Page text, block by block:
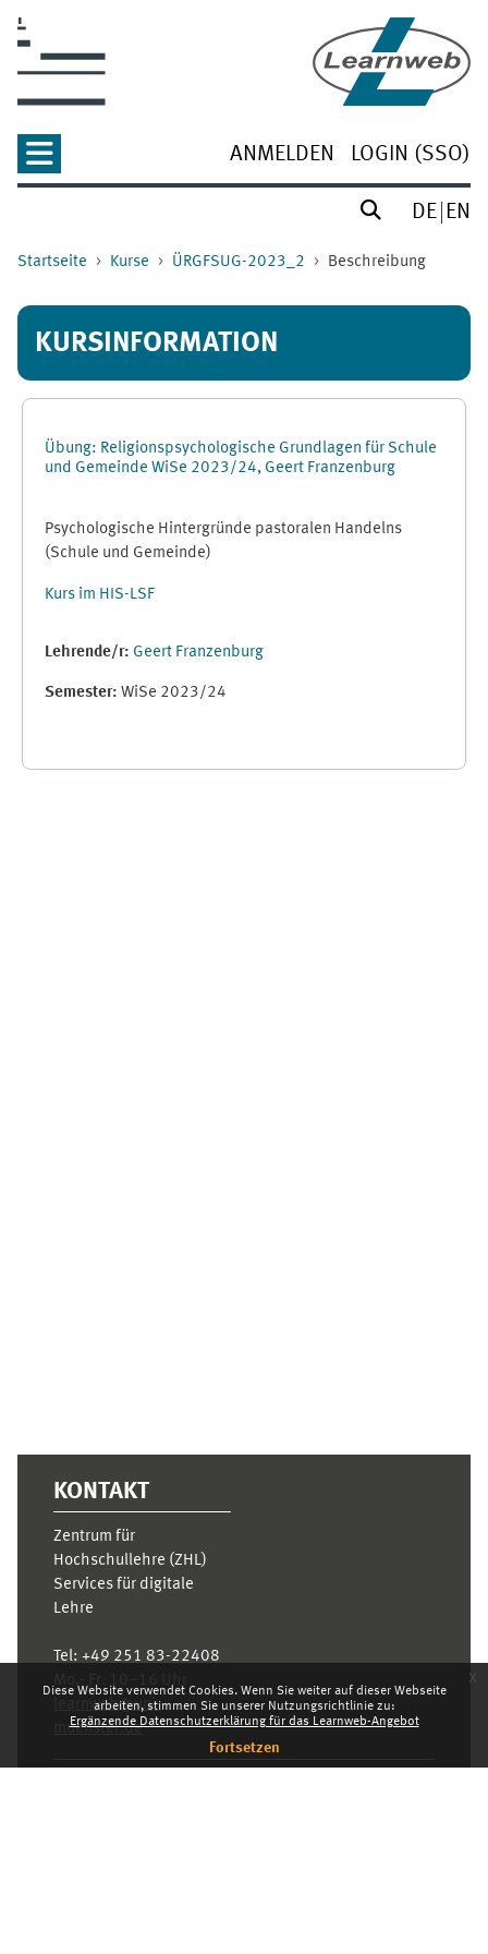
Diese Website verwendet Cookies. Wenn Sie weiter auf dieser Webseite
arbeiten, stimmen Sie unserer Nutzungsrichtlinie zu:
Ergänzende Datenschutzerklärung für das Learnweb-Angebot
Fortsetzen
x
ANMELDEN LOGIN (SSO)
DE EN
Startseite Kurse ÜRGFSUG-2023_2 Beschreibung
KURSINFORMATION
Übung: Religionspsychologische Grundlagen für Schule
und Gemeinde WiSe 2023/24, Geert Franzenburg
Psychologische Hintergründe pastoralen Handelns
(Schule und Gemeinde)
Kurs im HIS-LSF
Lehrende/r: Geert Franzenburg
Semester: WiSe 2023/24
KONTAKT
Zentrum für
Hochschullehre (ZHL)
Services für digitale
Lehre
Tel: +49 251 83-22408
Mo.- Fr. 10–16 Uhr
learnweb@uni-
muenster.de